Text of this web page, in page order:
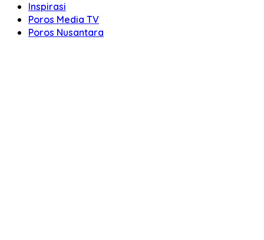
Inspirasi
Poros Media TV
Poros Nusantara